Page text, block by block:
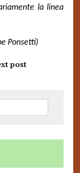
la linea
Ponsetti)
post